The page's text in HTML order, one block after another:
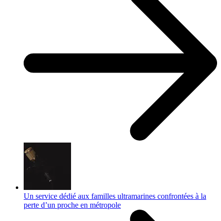
Un service dédié aux familles ultramarines confrontées à la
perte d’un proche en métropole